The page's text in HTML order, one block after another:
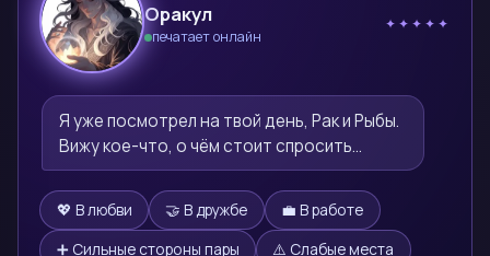
🔮
Оракул
печатает онлайн
✦✦✦✦✦
Я уже посмотрел на твой день, Рак и Рыбы.
Вижу кое-что, о чём стоит спросить…
💖 В любви 🤝 В дружбе
💼 В работе
➕ Сильные стороны пары
⚠️ Слабые места